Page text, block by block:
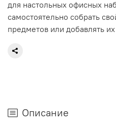
для настольных офисных
самостоятельно собрать
предметов или добавлять
Описание